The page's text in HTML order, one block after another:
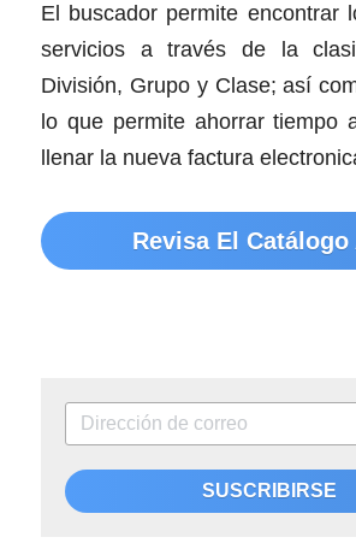
El buscador permite encontrar
servicios a través de la
División, Grupo y Clase; así
lo que permite ahorrar tiempo
llenar la nueva factura
Revisa El Catálogo
SUSCRIBIRSE